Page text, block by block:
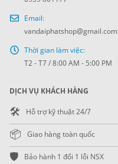
Email:
vandaiphatshop@gmail.com
Thời gian làm việc:
T2 - T7 / 8:00 AM - 5:00 PM
DỊCH VỤ KHÁCH HÀNG
🛠️ Hỗ trợ kỹ thuật 24/7
📦 Giao hàng toàn quốc
🛡️ Bảo hành 1 đổi 1 lỗi NSX